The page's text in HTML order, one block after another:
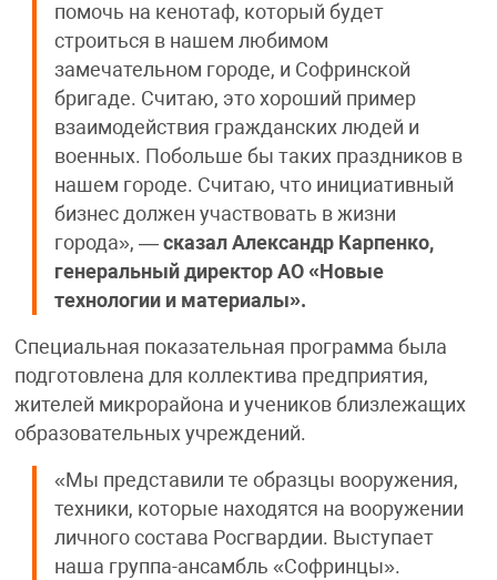
помочь на кенотаф, который будет
строиться в нашем любимом
замечательном городе, и Софринской
бригаде. Считаю, это хороший пример
взаимодействия гражданских людей и
военных. Побольше бы таких праздников в
нашем городе. Считаю, что инициативный
бизнес должен участвовать в жизни
города», — сказал Александр Карпенко,
генеральный директор АО «Новые
технологии и материалы».
Специальная показательная программа была
подготовлена для коллектива предприятия,
жителей микрорайона и учеников близлежащих
образовательных учреждений.
«Мы представили те образцы вооружения,
техники, которые находятся на вооружении
личного состава Росгвардии. Выступает
наша группа-ансамбль «Софринцы».